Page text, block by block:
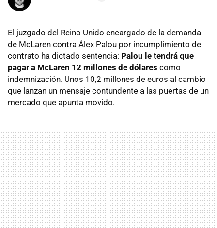
El juzgado del Reino Unido encargado de la demanda
de McLaren contra Álex Palou por incumplimiento de
contrato ha dictado sentencia: Palou le tendrá que
pagar a McLaren 12 millones de dólares como
indemnización. Unos 10,2 millones de euros al cambio
que lanzan un mensaje contundente a las puertas de un
mercado que apunta movido.